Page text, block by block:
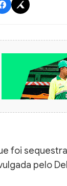
foi
pelo